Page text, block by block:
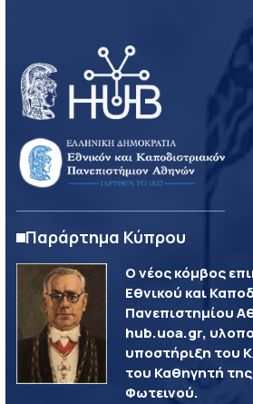
Παράρτημα Κύπρου
Ο νέος κόμβος
Εθνικού και
Πανεπιστημίου
hub.uoa.gr,
υποστήριξη του
του Καθηγητή της
Φωτεινού.